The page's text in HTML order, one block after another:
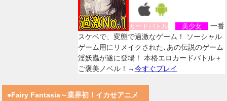
カードバトル 美少女
一番
スケベで、変態で過激なゲーム！ ソーシャル
ゲーム用にリメイクされた､あの伝説のゲーム
淫妖蟲が遂に登場！ 本格エロカードバトル＋
ご褒美ノベル！→今すぐプレイ
●Fairy Fantasia～業界初！イカせアニメ